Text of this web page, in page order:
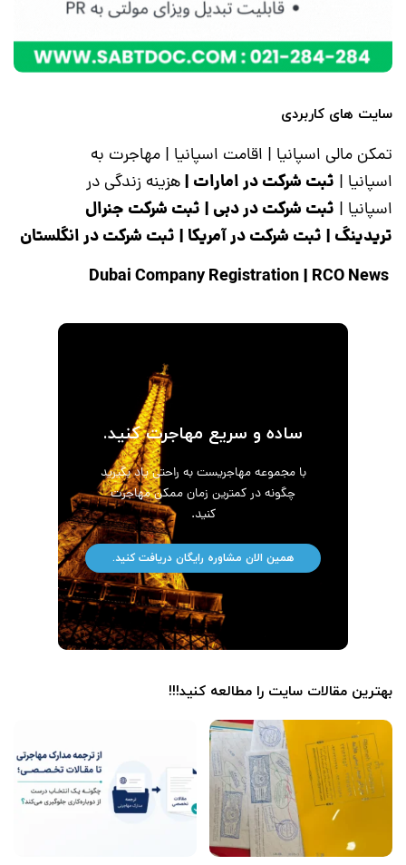
سایت های کاربردی
تمکن مالی اسپانیا | اقامت اسپانیا | مهاجرت به
اسپانیا | ثبت شرکت در امارات |هزینه زندگی در
اسپانیا | ثبت شرکت در دبی | ثبت شرکت جنرال
تریدینگ | ثبت شرکت در آمریکا | ثبت شرکت در انگلستان
| RCO News
ساده و سریع مهاجرت کنید.
با مجموعه مهاجریست به راحتی یاد بگیرید
چگونه در کمترین زمان ممکن مهاجرت
کنید.
همین الان مشاوره رایگان دریافت کنید.
بهترین مقالات سایت را مطالعه کنید!!!